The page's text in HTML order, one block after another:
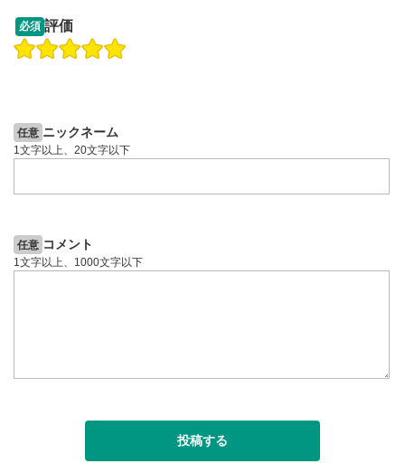
操作説明動画
必須 評価
任意 ニックネーム
1文字以上、20文字以下
任意 コメント
1文字以上、1000文字以下
投稿する